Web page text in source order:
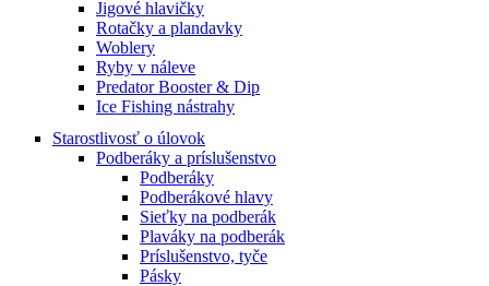
Jigové hlavičky
Rotačky a plandavky
Woblery
Ryby v náleve
Predator Booster & Dip
Ice Fishing nástrahy
Starostlivosť o úlovok
Podberáky a príslušenstvo
Podberáky
Podberákové hlavy
Sieťky na podberák
Plaváky na podberák
Príslušenstvo, tyče
Pásky